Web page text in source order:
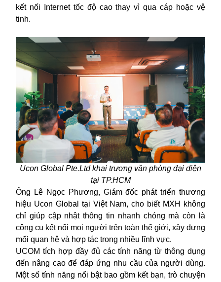
kết nối Internet tốc độ cao thay vì qua cáp hoặc vệ
tinh.
Ucon Global Pte.Ltdkhai trương văn phòng đại diện
tại TP.HCM
Ông Lê Ngọc Phương, Giám đốc phát triển thương
hiệu Ucon Global tại Việt Nam, cho biết MXH không
chỉ giúp cập nhật thông tin nhanh chóng mà còn là
công cụ kết nối mọi người trên toàn thế giới, xây dựng
mối quan hệ và hợp tác trong nhiều lĩnh vực.
UCOM tích hợp đầy đủ các tính năng từ thông dụng
đến nâng cao để đáp ứng nhu cầu của người dùng.
Một số tính năng nổi bật bao gồm kết bạn, trò chuyện